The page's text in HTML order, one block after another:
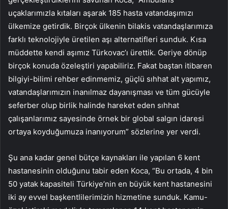
uçaklarımızla kıtaları aşarak 185 hasta vatandaşımızı
ülkemize getirdik. Birçok ülkenin bilakis vatandaşlarımıza
farklı teknolojiyle üretilen aşı alternatifleri sunduk. Kısa
müddette kendi aşımız Türkovac’ı ürettik. Geriye dönüp
birçok konuda özeleştiri yapabiliriz. Fakat baştan itibaren
bilgiyi-bilimi rehber edinmemiz, güçlü sıhhat alt yapımız,
vatandaşlarımızın inanılmaz dayanışması ve tüm gücüyle
seferber olup birlik halinde hareket eden sıhhat
çalışanlarımız sayesinde örnek bir global salgın idaresi
ortaya koyduğumuza inanıyorum” sözlerine yer verdi.
Şu ana kadar genel bütçe kaynakları ile yapılan 6 kent
hastanesinin olduğunu tabir eden Koca, “Bu ortada, 4 bin
50 yatak kapasiteli Türkiye’nin en büyük kent hastanesini
iki ay evvel başkentlilerimizin hizmetine sunduk. Kamu-